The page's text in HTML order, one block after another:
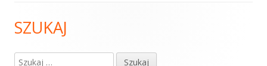
Główny
panel
SZUKAJ
Szukaj: